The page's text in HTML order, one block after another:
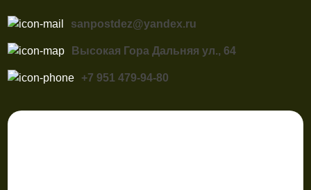
sanpostdez@yandex.ru
Высокая Гора Дальняя ул., 64
+7 951 479-94-80